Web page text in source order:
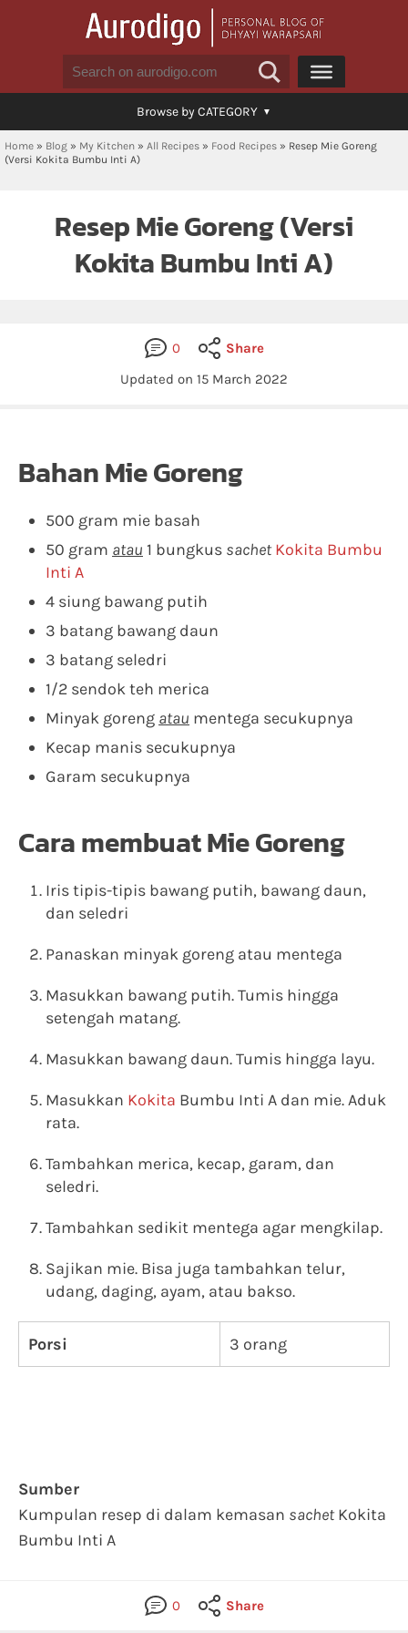
Browse by CATEGORY
Home » Blog » My Kitchen » All Recipes » Food Recipes » Resep Mie Goreng
(Versi Kokita Bumbu Inti A)
Resep Mie Goreng (Versi
Kokita Bumbu Inti A)
0
Share
Updated on 15 March 2022
Bahan Mie Goreng
500 gram mie basah
50 gram atau 1 bungkus sachet Kokita Bumbu
Inti A
4 siung bawang putih
3 batang bawang daun
3 batang seledri
1/2 sendok teh merica
Minyak goreng atau mentega secukupnya
Kecap manis secukupnya
Garam secukupnya
Cara membuat Mie Goreng
Iris tipis-tipis bawang putih, bawang daun,
dan seledri
Panaskan minyak goreng atau mentega
Masukkan bawang putih. Tumis hingga
setengah matang.
Masukkan bawang daun. Tumis hingga layu.
Masukkan Kokita Bumbu Inti A dan mie. Aduk
rata.
Tambahkan merica, kecap, garam, dan
seledri.
Tambahkan sedikit mentega agar mengkilap.
Sajikan mie. Bisa juga tambahkan telur,
udang, daging, ayam, atau bakso.
Porsi 3 orang
Sumber
Kumpulan resep di dalam kemasan sachetKokita
Bumbu Inti A
0 Share